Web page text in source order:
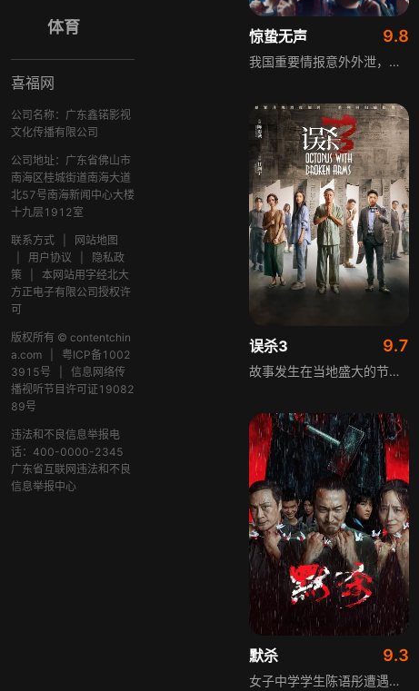
体育
喜福网
公司名称：广东鑫锘影视
文化传播有限公司
公司地址：广东省佛山市
南海区桂城街道南海大道
北57号南海新闻中心大楼
十九层1912室
联系方式
网站地图
用户协议
隐私政
策
本网站用字经北大
方正电子有限公司授权许
可
版权所有 © contentchin
a.com
粤ICP备1002
3915号
信息网络传
播视听节目许可证19082
89号
违法和不良信息举报电
话：400-0000-2345
广东省互联网违法和不良
信息举报中心
惊蛰无声 9.8
我国重要情报意外外泄，国安小组迅速启动调查行动，可随着调查逐步深入，小组接连遭遇多次重创，矛头竟直指小组内部成员。在信任与背叛交织的复杂漩涡中，一场没有硝烟的无声较量悄然上演，国安人员面临前所未有的信任危机与生死考验，剧情围绕谍战悬疑核心展开，层层反转扣人心弦。
误杀3 9.7
故事发生在当地盛大的节日庆典期间，富商郑炳睿邀请女儿婷婷的老师李慧萍和一众同学家长到家中聚会，不料婷婷突遭绑架。警官张景贤带队侦办此案，绑匪以婷婷的生命相威胁，要求郑炳睿与李慧萍带上巨额赎金赴约，一路上二人逐步发现，这起绑架案背后还隐藏着不为人知的深层秘密。
默杀 9.3
女子中学学生陈语彤遭遇校园霸凌，身处痛苦境地，母亲李涵却无法拯救女儿，身边所有人更是选择“视而不见”，集体的沉默如同一张无形的网，酝酿着更大的暴力危机。剧集聚焦校园霸凌这一现实议题，揭露了沉默的旁观者对受害者的二次伤害，以及这种集体冷漠背后的复杂社会心态。